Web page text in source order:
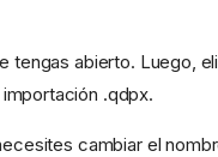
tengas abierto. Luego,
.qdpx.
cambiar el